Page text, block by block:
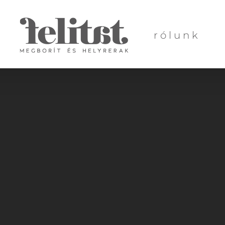
rólunk